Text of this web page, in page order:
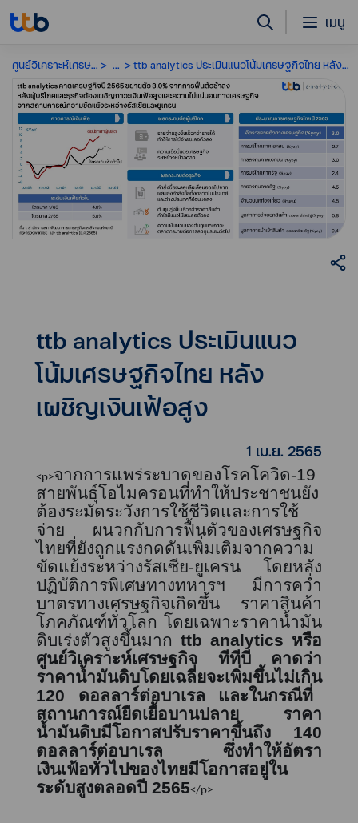
เมนู
ศูนย์วิเคราะห์เศรษฐกิจ ... ttb analytics ประเมินแนวโน้มเศรษฐกิจไทย หลังเผชิญเงินเฟ้อสูง
ttb analytics ประเมินแนว
โน้มเศรษฐกิจไทย หลัง
เผชิญเงินเฟ้อสูง
1 เม.ย. 2565
<p>จากการแพร่ระบาดของโรคโควิด-19
สายพันธุ์โอไมครอนที่ทำให้ประชาชนยัง
ต้องระมัดระวังการใช้ชีวิตและการใช้
จ่าย ผนวกกับการฟื้นตัวของเศรษฐกิจ
ไทยที่ยังถูกแรงกดดันเพิ่มเติมจากความ
ขัดแย้งระหว่างรัสเซีย-ยูเครน โดยหลัง
ปฏิบัติการพิเศษทางทหารฯ มีการคว่ำ
บาตรทางเศรษฐกิจเกิดขึ้น ราคาสินค้า
โภคภัณฑ์ทั่วโลก โดยเฉพาะราคาน้ำมัน
ดิบเร่งตัวสูงขึ้นมาก ttb analytics หรือ
ศูนย์วิเคราะห์เศรษฐกิจ ทีทีบี
คาดว่า
ราคาน้ำมันดิบโดยเฉลี่ยจะเพิ่มขึ้นไม่เกิน
120 ดอลลาร์ต่อบาเรล และในกรณีที่
สถานการณ์ยืดเยื้อบานปลาย ราคา
น้ำมันดิบมีโอกาสปรับราคาขึ้นถึง 140
ดอลลาร์ต่อบาเรล
ซึ่งทำให้อัตรา
เงินเฟ้อทั่วไปของไทยมีโอกาสอยู่ใน
ระดับสูงตลอดปี 2565</p>